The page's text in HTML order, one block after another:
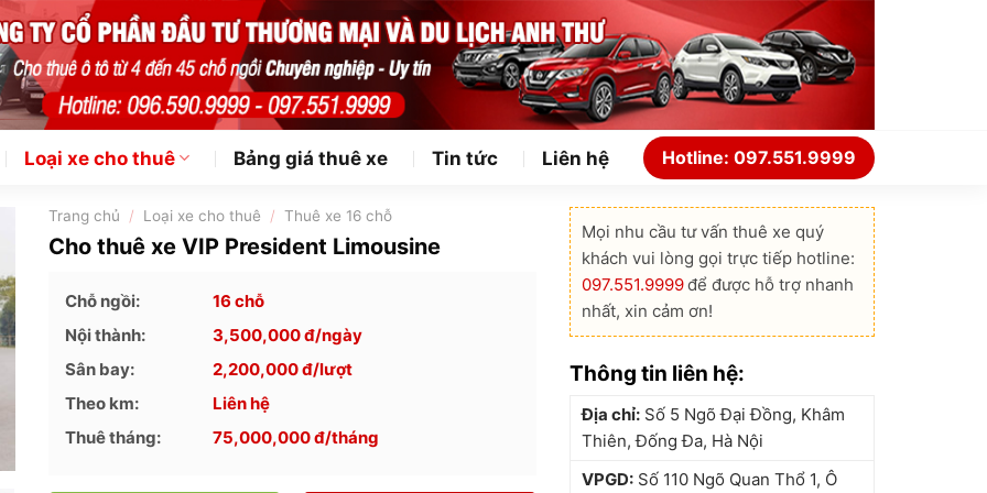
Loại xe cho thuê Bảng giá thuê xe Tin tức Liên hệ Hotline: 097.551.9999
Trang chủ / Loại xe cho thuê / Thuê xe 16 chỗ
Cho thuê xe VIP President Limousine
Chỗ ngồi:
16 chỗ
Nội thành:
3,500,000đ/ngày
Sân bay:
2,200,000đ/lượt
Theo km:
Liên hệ
Thuê tháng:
75,000,000đ/tháng
Mọi nhu cầu tư vấn thuê xe quý
khách vui lòng gọi trực tiếp hotline:
097.551.9999để được hỗ trợ nhanh
nhất, xin cảm ơn!
Thông tin liên hệ:
Địa chỉ:Số 5 Ngõ Đại Đồng, Khâm
Thiên, Đống Đa, Hà Nội
VPGD:Số 110 Ngõ Quan Thổ 1, Ô